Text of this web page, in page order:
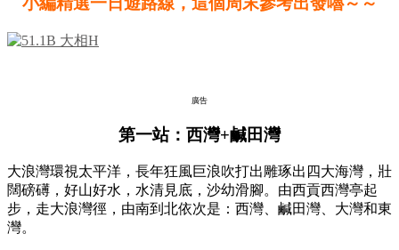
廣告
第一站：西灣+鹹田灣
大浪灣環視太平洋，長年狂風巨浪吹打出雕琢出四大海灣，壯
闊磅礡，好山好水，水清見底，沙幼滑腳。由西貢西灣亭起
步，走大浪灣徑，由南到北依次是：西灣、鹹田灣、大灣和東
灣。